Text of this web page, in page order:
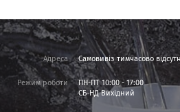
туалеті.
Фірмовий
туалет поєднує
дизайн з
Адреса Самовивіз тимчасово
Режим роботи
ПН-ПТ 10:00 - 17:00
СБ-НД Вихідний